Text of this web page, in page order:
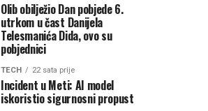
Olib obilježio Dan pobjede 6.
utrkom u čast Danijela
Telesmanića Dida, ovo su
pobjednici
TECH 22 sata prije
Incident u Meti: AI model
iskoristio sigurnosni propust